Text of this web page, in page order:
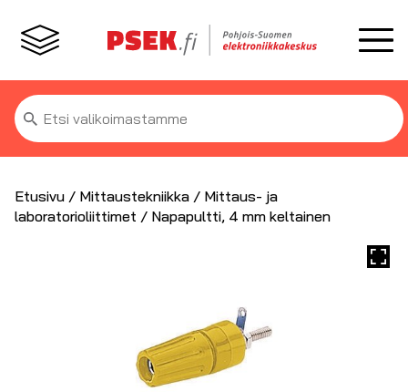
Etsi:
Etusivu / Mittaustekniikka / Mittaus- ja
laboratorioliittimet / Napapultti, 4 mm keltainen